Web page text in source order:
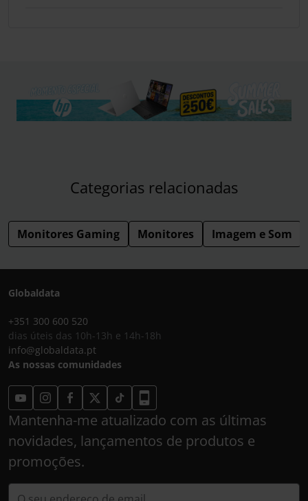
Categorias relacionadas
Monitores Gaming Monitores Imagem e Som
Globaldata
+351 300 600 520
dias úteis das 10h-13h e 14h-18h
info@globaldata.pt
As nossas comunidades
Mantenha-me atualizado com as últimas
novidades, lançamentos de produtos e
promoções.